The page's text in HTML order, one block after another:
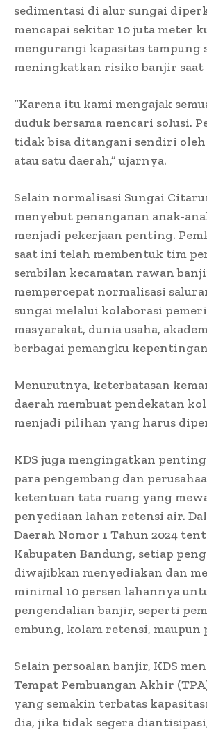
sedimentasi di alur sungai
mencapai sekitar 10 juta meter
mengurangi kapasitas tampung
meningkatkan risiko banjir saat
“Karena itu kami mengajak
duduk bersama mencari solusi.
tidak bisa ditangani sendiri
atau satu daerah,” ujarnya.
Selain normalisasi Sungai
menyebut penanganan anak-
menjadi pekerjaan penting.
saat ini telah membentuk tim
sembilan kecamatan rawan
mempercepat normalisasi
sungai melalui kolaborasi
masyarakat, dunia usaha,
berbagai pemangku
Menurutnya, keterbatasan
daerah membuat pendekatan
menjadi pilihan yang harus
KDS juga mengingatkan
para pengembang dan
ketentuan tata ruang yang
penyediaan lahan retensi air.
Daerah Nomor 1 Tahun 2024
Kabupaten Bandung, setiap
diwajibkan menyediakan dan
minimal 10 persen lahannya
pengendalian banjir, seperti
embung, kolam retensi, maupun
Selain persoalan banjir, KDS
Tempat Pembuangan Akhir
yang semakin terbatas
dia, jika tidak segera